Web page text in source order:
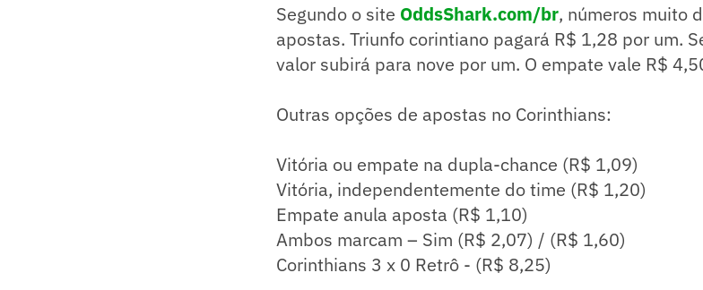
Segundo o site OddsShark.com/br, números muito
apostas. Triunfo corintiano pagará R$ 1,28 por um.
valor subirá para nove por um. O empate vale R$
Outras opções de apostas no Corinthians:
Vitória ou empate na dupla-chance (R$ 1,09)
Vitória, independentemente do time (R$ 1,20)
Empate anula aposta (R$ 1,10)
Ambos marcam – Sim (R$ 2,07) / (R$ 1,60)
Corinthians 3 x 0 Retrô - (R$ 8,25)